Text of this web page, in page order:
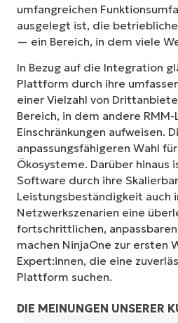
umfangreichen
ausgelegt ist, die
— ein Bereich, in dem viele
In Bezug auf die Integration
Plattform durch ihre
einer Vielzahl von
Bereich, in dem andere
Einschränkungen aufweisen.
anpassungsfähigeren Wahl
Ökosysteme. Darüber hinaus
Software durch ihre
Leistungsbeständigkeit auch
Netzwerkszenarien eine
fortschrittlichen,
machen NinjaOne zur ersten
Expert:innen, die eine
Plattform suchen.
DIE MEINUNGEN UNSERER